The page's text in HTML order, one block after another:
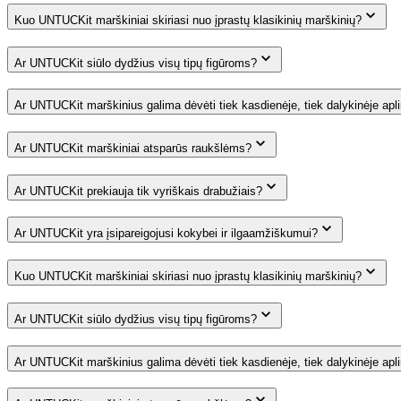
Kuo UNTUCKit marškiniai skiriasi nuo įprastų klasikinių marškinių?
Ar UNTUCKit siūlo dydžius visų tipų figūroms?
Ar UNTUCKit marškinius galima dėvėti tiek kasdienėje, tiek dalykinėje
Ar UNTUCKit marškiniai atsparūs raukšlėms?
Ar UNTUCKit prekiauja tik vyriškais drabužiais?
Ar UNTUCKit yra įsipareigojusi kokybei ir ilgaamžiškumui?
Kuo UNTUCKit marškiniai skiriasi nuo įprastų klasikinių marškinių?
Ar UNTUCKit siūlo dydžius visų tipų figūroms?
Ar UNTUCKit marškinius galima dėvėti tiek kasdienėje, tiek dalykinėje